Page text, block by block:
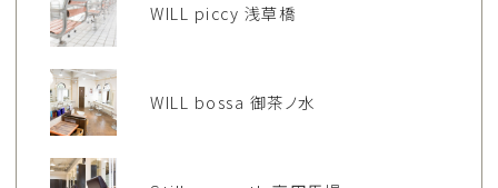
WILL piccy 浅草橋
WILL bossa 御茶ノ水